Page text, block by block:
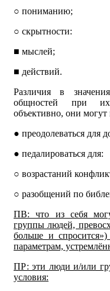
○ пониманию;
○ скрытности:
■ мыслей;
■ действий.
Различия в
общностей при их
объективно, они
● преодолеваться для
● педалироваться для:
○ возрастаний
○ разобщений по
ПВ: что из себя
группы людей,
больше и
параметрам,
ПР: эти люди и/или
условия: